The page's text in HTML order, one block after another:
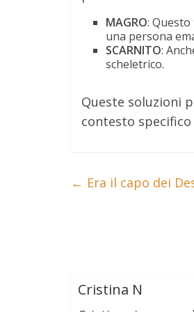
MAGRO:
una persona
SCARNITO:
scheletrico.
Queste soluzioni
contesto
← Era il capo dei
Cristina N